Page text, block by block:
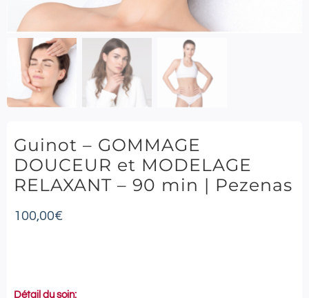
Guinot – GOMMAGE
DOUCEUR et MODELAGE
RELAXANT – 90 min | Pezenas
100,00€
Détail du soin: